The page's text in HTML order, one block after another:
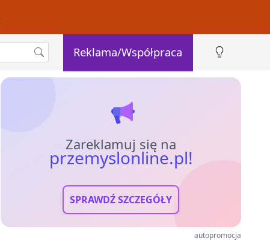
Reklama/Współpraca
Zareklamuj się na
przemyslonline.pl!
SPRAWDŹ SZCZEGÓŁY
autopromocja